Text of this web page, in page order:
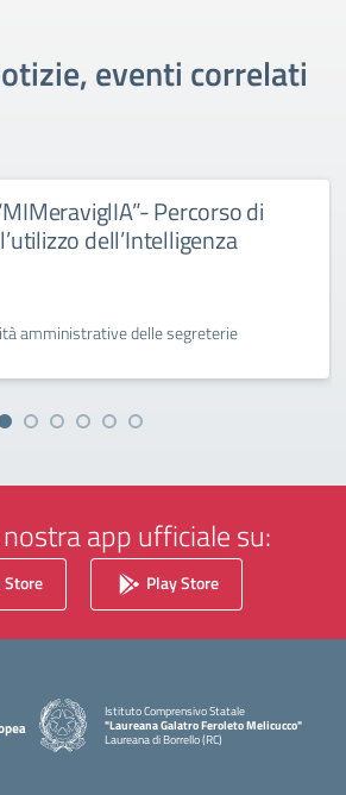
eventi correlati
Percorso di
dell’Intelligenza
amministrative delle segreterie
nostra app ufficiale su:
Store Play Store
Istituto Comprensivo Statale
"Laureana Galatro Feroleto Melicucco"
Laureana di Borrello (RC)